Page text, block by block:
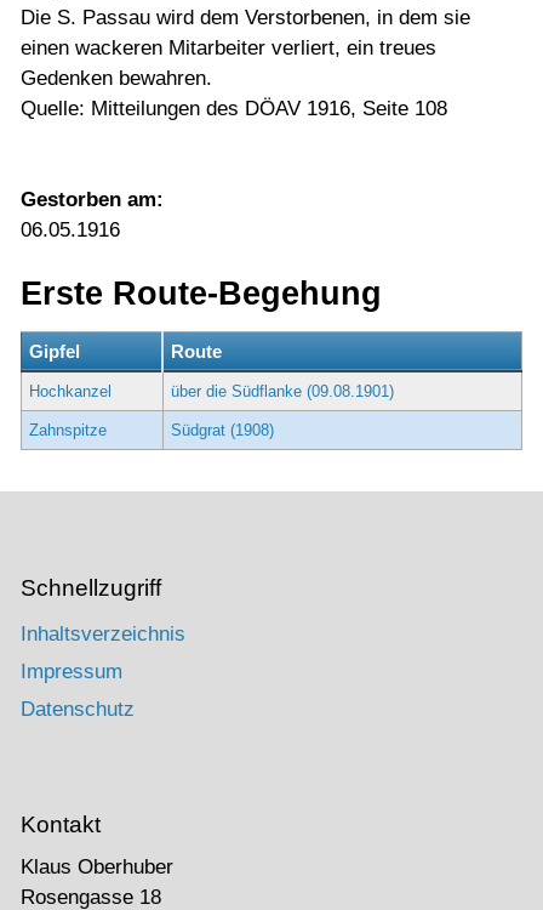
Die S. Passau wird dem Verstorbenen, in dem sie
einen wackeren Mitarbeiter verliert, ein treues
Gedenken bewahren.
Quelle: Mitteilungen des DÖAV 1916, Seite 108
Gestorben am:
06.05.1916
Erste Route-Begehung
Gipfel Route
Hochkanzel über die Südflanke (09.08.1901)
Zahnspitze Südgrat (1908)
Schnellzugriff
Inhaltsverzeichnis
Impressum
Datenschutz
Kontakt
Klaus Oberhuber
Rosengasse 18